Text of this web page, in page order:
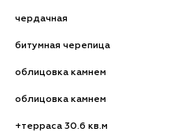
чердачная
битумная черепица
облицовка камнем
облицовка камнем
+терраса 30.6 кв.м